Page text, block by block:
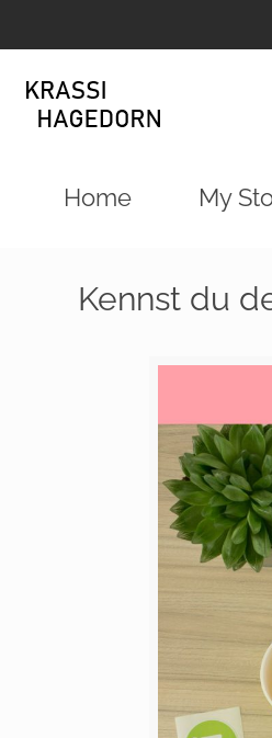
Home My
Kennst du